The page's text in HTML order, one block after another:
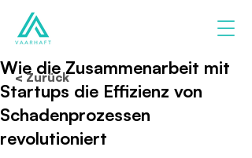
Wie die Zusammenarbeit mit
Startups die Effizienz von
Schadenprozessen
revolutioniert
< Zurück